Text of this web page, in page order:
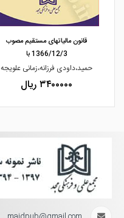
مشاهده و خرید
قانون مالیاتهای مستقیم مصوب
1366/12/3 با
حمید،داودی فرزانه،زمانی علویجه
۳۴۰۰۰۰۰ ریال